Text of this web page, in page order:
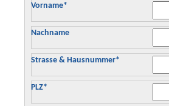
Vorname*
Nachname
Strasse & Hausnummer*
PLZ*